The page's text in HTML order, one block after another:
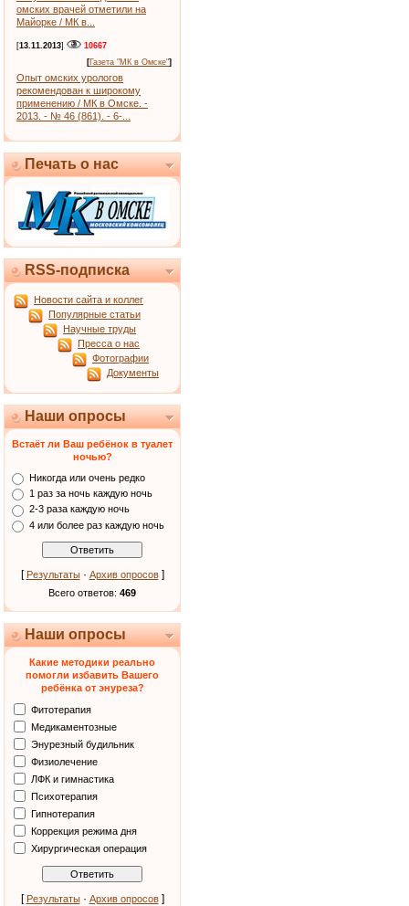
омских врачей отметили на
Майорке / МК в...
[13.11.2013]
10667
[Газета "МК в Омске"]
Опыт омских урологов
рекомендован к широкому
применению / МК в Омске. -
2013. - № 46 (861). - 6-...
Печать о нас
RSS-подписка
Новости сайта и коллег
Популярные статьи
Научные труды
Пресса о нас
Фотографии
Документы
Наши опросы
Встаёт ли Ваш ребёнок в туалет
ночью?
Никогда или очень редко
1 раз за ночь каждую ночь
2-3 раза каждую ночь
4 или более раз каждую ночь
[ Результаты· Архив опросов]
Всего ответов: 469
Наши опросы
Какие методики реально
помогли избавить Вашего
ребёнка от энуреза?
Фитотерапия
Медикаментозные
Энурезный будильник
Физиолечение
ЛФК и гимнастика
Психотерапия
Гипнотерапия
Коррекция режима дня
Хирургическая операция
[ Результаты· Архив опросов]